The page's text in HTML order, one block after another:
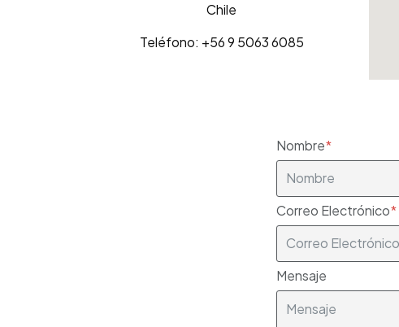
Chile
Teléfono: +56 9 5063 6085
Nombre
Correo Electrónico
Mensaje